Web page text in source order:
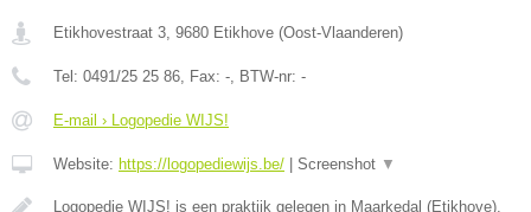
Etikhovestraat 3, 9680 Etikhove (Oost-Vlaanderen)
Tel: 0491/25 25 86, Fax: -, BTW-nr: -
E-mail › Logopedie WIJS!
Website: https://logopediewijs.be/ Screenshot ▼
Logopedie WIJS! is een praktijk gelegen in Maarkedal (Etikhove).